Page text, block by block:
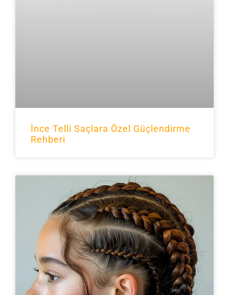
İnce Telli Saçlara Özel Güçlendirme
Rehberi